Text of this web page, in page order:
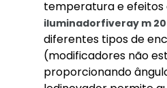
temperatura e efeitos
iluminadorfiveray m 20
diferentes tipos de
(modificadores não
proporcionando